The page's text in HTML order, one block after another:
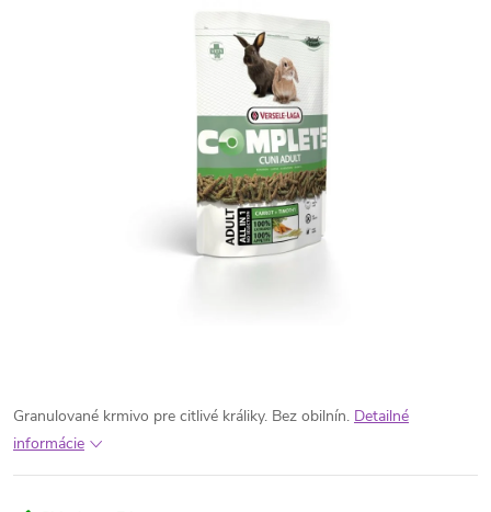
Granulované krmivo pre citlivé králiky. Bez obilnín. Detailné
informácie